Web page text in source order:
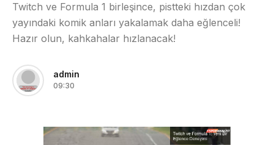
Twitch ve Formula 1 birleşince, pistteki hızdan çok
yayındaki komik anları yakalamak daha eğlenceli!
Hazır olun, kahkahalar hızlanacak!
admin
09:30